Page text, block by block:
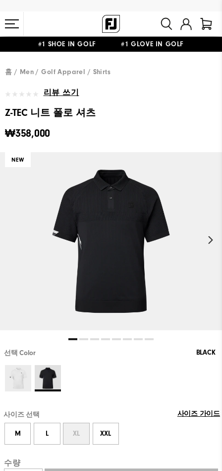
#1 SHOE IN GOLF #1 GLOVE IN GOLF
홈 Men Golf Apparel Shirts
리뷰 쓰기
Z-TEC 니트 폴로 셔츠
₩358,000
NEW
선택 Color BLACK
사이즈 선택 사이즈 가이드
M L XL XXL
수량